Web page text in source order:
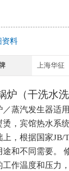
资料
上海华征
炉（干洗水
／蒸汽发生器适
烫，宾馆热水系
上，根据国家JB/
途和不同需要。
工作温度和压力